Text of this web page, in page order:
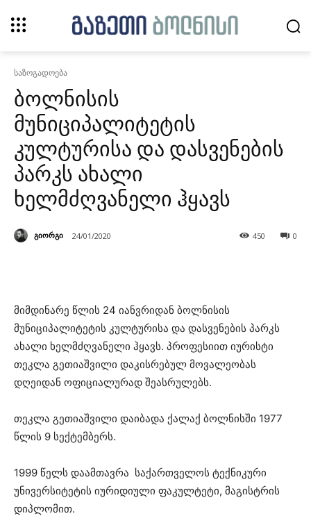
საზოგადოება
ბოლნისის
მუნიციპალიტეტის
კულტურისა და დასვენების
პარკს ახალი
ხელმძღვანელი ჰყავს
გიორგი 24/01/2020 0
450
მიმდინარე წლის 24 იანვრიდან ბოლნისის
მუნიციპალიტეტის კულტურისა და დასვენების პარკს
ახალი ხელმძღვანელი ჰყავს. პროფესიით იურისტი
თეკლა გეთიაშვილი დაკისრებულ მოვალეობას
დღეიდან ოფიციალურად შეასრულებს.
თეკლა გეთიაშვილი დაიბადა ქალაქ ბოლნისში 1977
წლის 9 სექტემბერს.
1999 წელს დაამთავრა საქართველოს ტექნიკური
უნივერსიტეტის იურიდიული ფაკულტეტი, მაგისტრის
დიპლომით.